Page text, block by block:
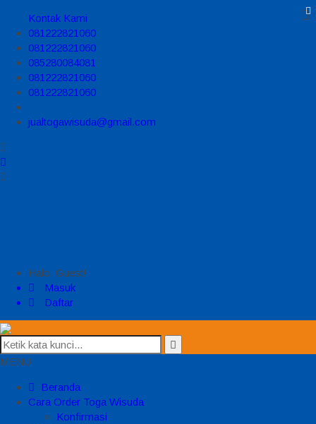
Kontak Kami
081222821060
081222821060
085280084081
081222821060
081222821060
jualtogawisuda@gmail.com
Halo, Guest!
Masuk
Daftar
MENU
Beranda
Cara Order Toga Wisuda
Konfirmasi